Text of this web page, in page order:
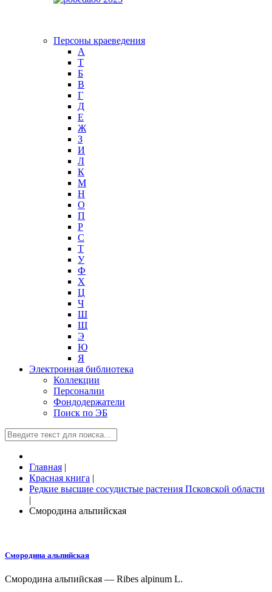
Персоны краеведения
А
T
Б
В
Г
Д
Е
Ж
З
И
Л
К
М
Н
О
П
Р
С
Т
У
Ф
Х
Ц
Ч
Ш
Щ
Э
Ю
Я
Электронная библиотека
Коллекции
Персоналии
Фондодержатели
Поиск по ЭБ
Главная |
Красная книга |
Редкие высшие сосудистые растения Псковской области
|
Смородина альпийская
Смородина альпийская
Смородина альпийская — Ribes alpinum L.